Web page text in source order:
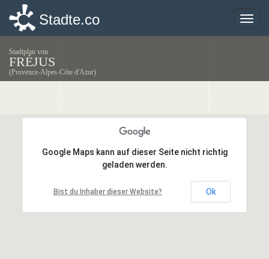
Toggle
Stadte.co
Stadtplan von
FRÉJUS
(Provence-Alpes-Côte d'Azur)
Google Maps kann auf dieser Seite nicht richtig
geladen werden.
Bist du Inhaber dieser Website? Ok
Google Maps kann auf dieser Seite nicht richtig
geladen werden.
Bist du Inhaber dieser Website? Ok
Toggle
Stadte.co